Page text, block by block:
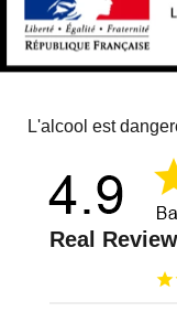
L'alcool est